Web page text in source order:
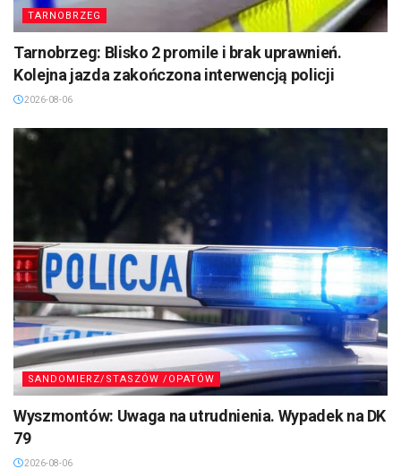
TARNOBRZEG
Tarnobrzeg: Blisko 2 promile i brak uprawnień.
Kolejna jazda zakończona interwencją policji
2026-08-06
SANDOMIERZ/STASZÓW /OPATÓW
Wyszmontów: Uwaga na utrudnienia. Wypadek na DK
79
2026-08-06